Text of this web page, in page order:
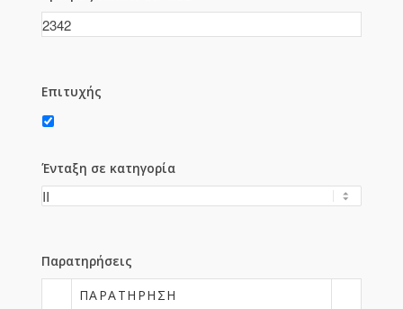
Επιτυχής
Ένταξη σε κατηγορία
Παρατηρήσεις
ΠΑΡΑΤΉΡΗΣΗ